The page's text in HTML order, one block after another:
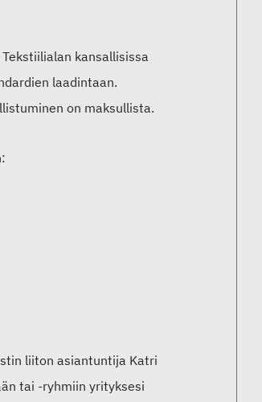
kansallisissa
laadintaan.
on maksullista.
liiton asiantuntija Katri
tai -ryhmiin yrityksesi